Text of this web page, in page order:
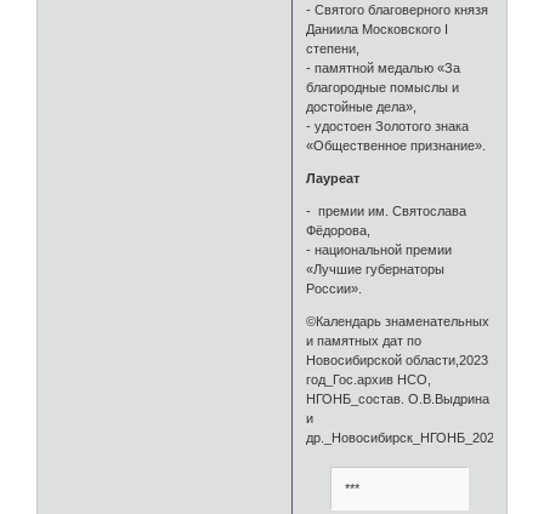
- Святого благоверного князя
Даниила Московского I
степени,
- памятной медалью «За
благородные помыслы и
достойные дела»,
- удостоен Золотого знака
«Общественное признание».
Лауреат
- премии им. Святослава
Фёдорова,
- национальной премии
«Лучшие губернаторы
России».
©Календарь знаменательных
и памятных дат по
Новосибирской области,2023
год_Гос.архив НСО,
НГОНБ_состав. О.В.Выдрина
и
др._Новосибирск_НГОНБ_2022_208с
***